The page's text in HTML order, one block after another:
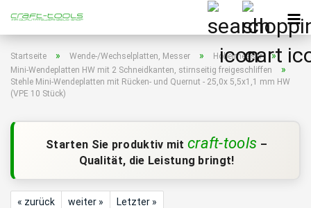
Startseite » Wende-/Wechselplatten, Messer » Hobelmesser »
Mini-Wendeplatten HW mit 2 Schneidkanten, stirnseitig freigeschliffen »
Stehle Mini-Wendeplatten mit Rücken- und Quernut - 25,0x 5,5x1,1 mm HW
(VPE 10 Stück)
Starten Sie produktiv mit craft-tools –
Qualität, die Leistung bringt!
« zurück weiter »
Letzter »